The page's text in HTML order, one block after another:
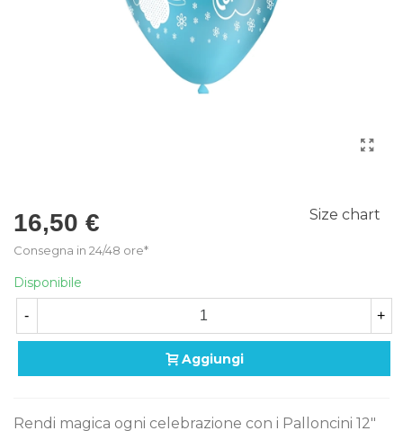
16,50 €
Consegna in 24/48 ore*
Size chart
Disponibile
- +
Aggiungi
Rendi magica ogni celebrazione con i Palloncini 12"